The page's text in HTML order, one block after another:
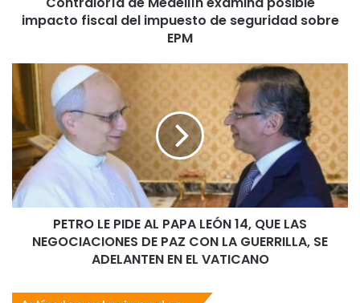
impacto fiscal del impuesto de seguridad sobre
EPM
PETRO LE PIDE AL PAPA LEÓN 14, QUE LAS
NEGOCIACIONES DE PAZ CON LA GUERRILLA, SE
ADELANTEN EN EL VATICANO